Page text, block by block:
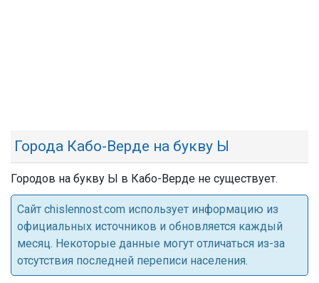
Города Кабо-Верде на букву Ы
Городов на букву Ы в Кабо-Верде не существует.
Cайт chislennost.com использует информацию из
официальных источников и обновляется каждый
месяц. Некоторые данные могут отличаться из-за
отсутствия последней переписи населения.